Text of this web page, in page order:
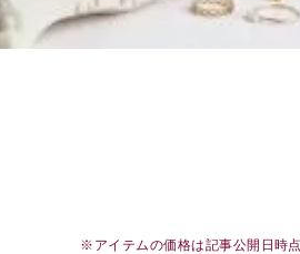
※アイテムの価格は記事公開日時